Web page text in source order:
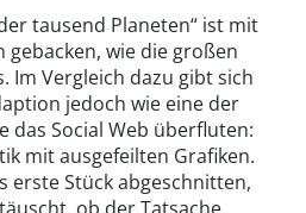
tausend Planeten“ ist mit
gebacken, wie die großen
Im Vergleich dazu gibt sich
jedoch wie eine der
das Social Web überfluten:
mit ausgefeilten Grafiken.
erste Stück abgeschnitten,
ob der Tatsache,